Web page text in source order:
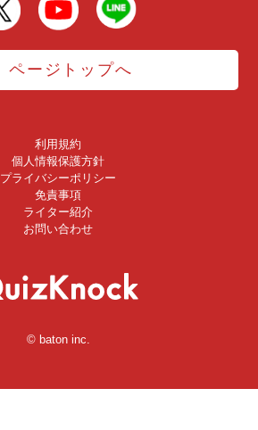
ページトップへ
利用規約
個人情報保護方針
プライバシーポリシー
免責事項
ライター紹介
お問い合わせ
© baton inc.